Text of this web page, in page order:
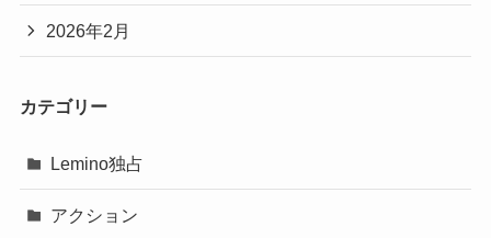
2026年2月
カテゴリー
Lemino独占
アクション